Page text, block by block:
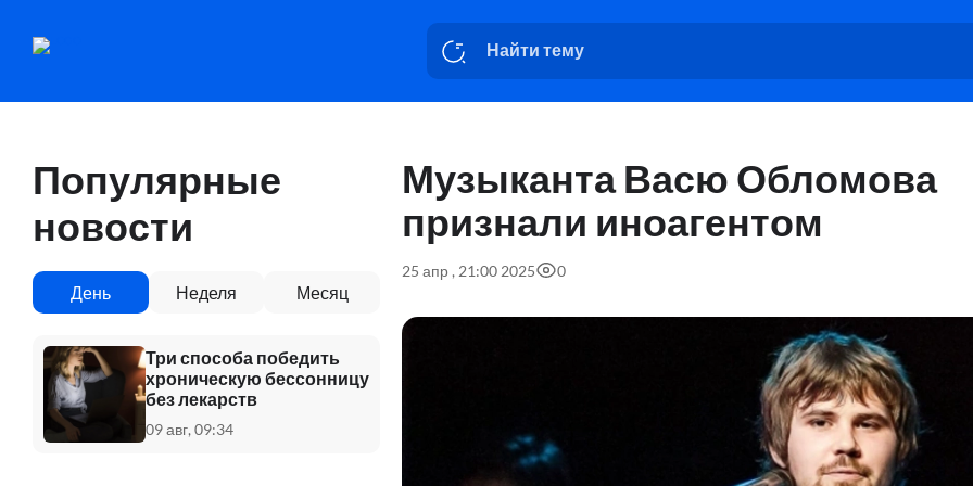
Популярные
новости
День Неделя Месяц
Три способа победить
хроническую бессонницу
без лекарств
09 авг, 09:34
Музыканта Васю Обломова
признали иноагентом
25 апр , 21:00 2025 0